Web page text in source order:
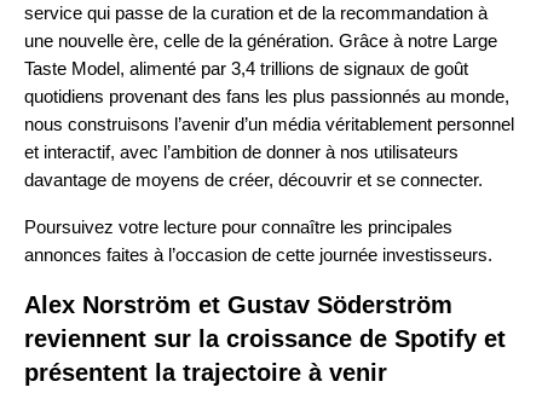
service qui passe de la curation et de la recommandation à
une nouvelle ère, celle de la génération. Grâce à notre Large
Taste Model, alimenté par 3,4 trillions de signaux de goût
quotidiens provenant des fans les plus passionnés au monde,
nous construisons l’avenir d’un média véritablement personnel
et interactif, avec l’ambition de donner à nos utilisateurs
davantage de moyens de créer, découvrir et se connecter.
Poursuivez votre lecture pour connaître les principales
annonces faites à l’occasion de cette journée investisseurs.
Alex Norström et Gustav Söderström
reviennent sur la croissance de Spotify et
présentent la trajectoire à venir